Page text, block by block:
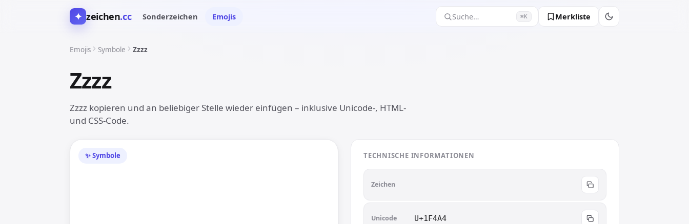
✦ zeichen.cc Sonderzeichen Emojis Suche… ⌘K Merkliste
Emojis Symbole Zzzz
Zzzz💤
Zzzz kopieren und an beliebiger Stelle wieder einfügen – inklusive Unicode-, HTML-
und CSS-Code.
✨ Symbole TECHNISCHE INFORMATIONEN
Zeichen
Unicode U+1F4A4